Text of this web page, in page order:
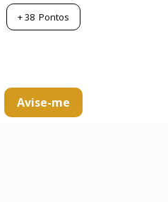
+38 Pontos
Avise-me